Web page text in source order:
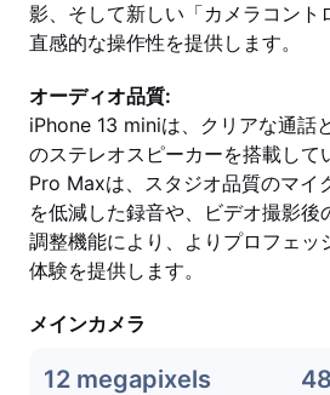
影、そして新しい「カメラコント
直感的な操作性を提供します。
オーディオ品質:
iPhone 13 miniは、クリアな通話
のステレオスピーカーを搭載して
Pro Maxは、スタジオ品質のマイ
を低減した録音や、ビデオ撮影後
調整機能により、よりプロフェッ
体験を提供します。
メインカメラ
12 megapixels